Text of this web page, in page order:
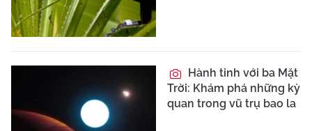
Hành tinh với ba Mặt
Trời: Khám phá những kỳ
quan trong vũ trụ bao la